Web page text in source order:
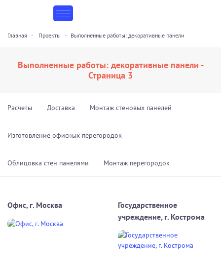
Главная Проекты Выполненные работы: декоративные панели
Выполненные работы: декоративные панели -
Страница 3
Расчеты Доставка Монтаж стеновых панелей
Изготовление офисных перегородок
Облицовка стен панелями Монтаж перегородок
Офис, г. Москва
Государственное
учреждение, г. Кострома